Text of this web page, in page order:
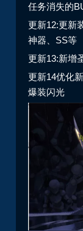
任务消失的
更新12:更新
神器、SS等
更新13:新增
更新14优化
爆装闪光